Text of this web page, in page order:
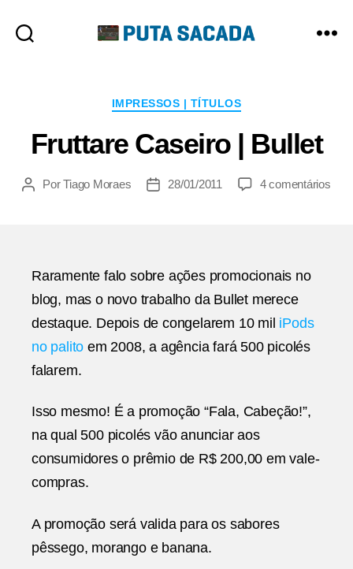
Categorias
IMPRESSOS | TÍTULOS
Fruttare Caseiro | Bullet
AutorPorTiago Moraes
Data28/01/2011 4 comentáriosem
Raramente falo sobre ações promocionais no
blog, mas o novo trabalho da Bullet merece
destaque. Depois de congelarem 10 mil iPods
no palito em 2008, a agência fará 500 picolés
falarem.
Isso mesmo! É a promoção “Fala, Cabeção!”,
na qual 500 picolés vão anunciar aos
consumidores o prêmio de R$ 200,00 em vale-
compras.
A promoção será valida para os sabores
pêssego, morango e banana.